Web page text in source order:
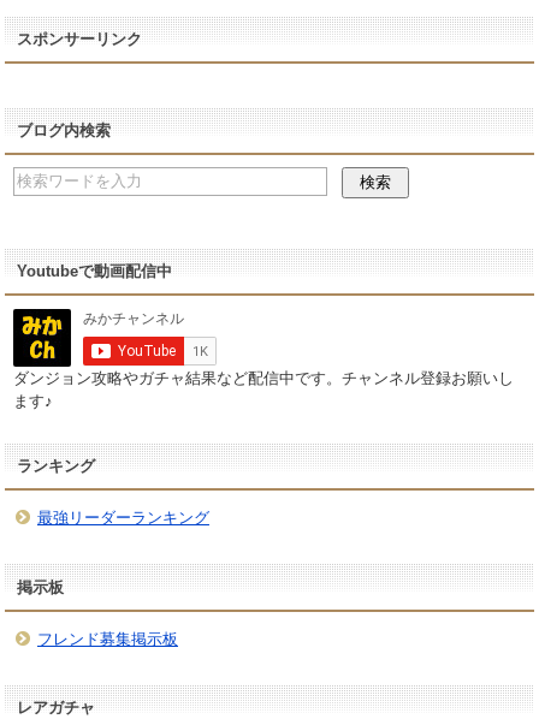
スポンサーリンク
ブログ内検索
Youtubeで動画配信中
ダンジョン攻略やガチャ結果など配信中です。チャンネル登録お願いし
ます♪
ランキング
最強リーダーランキング
掲示板
フレンド募集掲示板
レアガチャ